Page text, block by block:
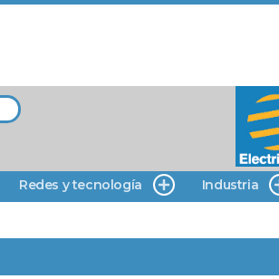
Redes y tecnología Industria